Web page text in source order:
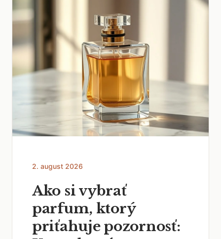
2. august 2026
Ako si vybrať
parfum, ktorý
priťahuje pozornosť: